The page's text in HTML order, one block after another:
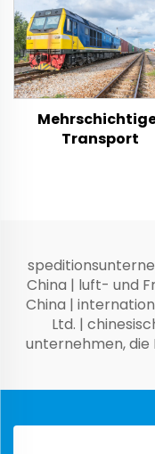
Transport
China | luft- und
China |
Ltd. |
unternehmen,